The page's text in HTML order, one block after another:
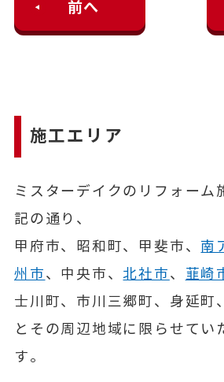
前へ
施工エリア
ミスターデイクのリフォーム
記の通り、
甲府市、昭和町、甲斐市、 南
州市、中央市、北社市、 韮崎
士川町、市川三郷町、身延町
とその周辺地域に限らせてい
す。